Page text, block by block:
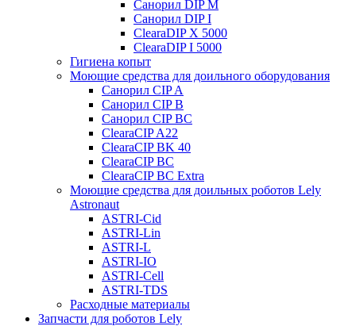
Санорил DIP M
Санорил DIP I
ClearaDIP X 5000
ClearaDIP I 5000
Гигиена копыт
Моющие средства для доильного оборудования
Санорил CIP A
Санорил CIP B
Санорил CIP BC
ClearaCIP A22
ClearaCIP BK 40
ClearaCIP BC
ClearaCIP BC Extra
Моющие средства для доильных роботов Lely
Astronaut
ASTRI-Cid
ASTRI-Lin
ASTRI-L
ASTRI-IO
ASTRI-Cell
ASTRI-TDS
Расходные материалы
Запчасти для роботов Lely